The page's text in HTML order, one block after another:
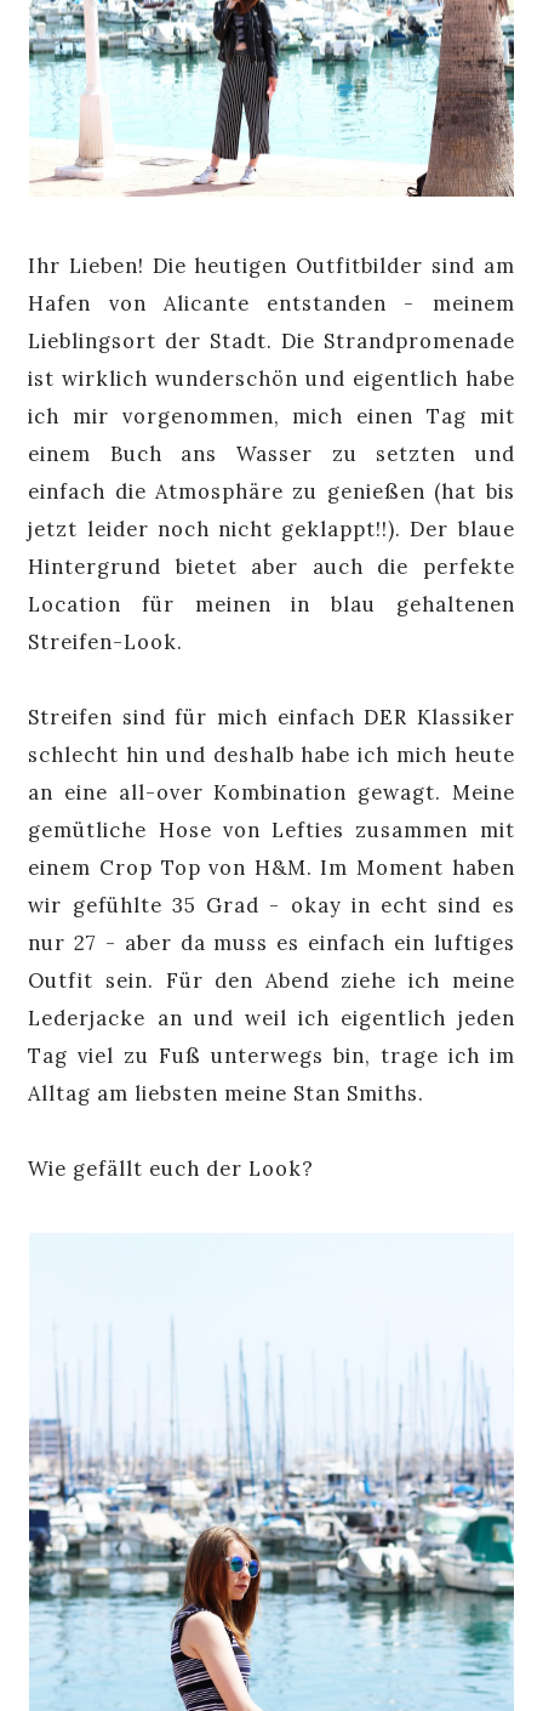
Ihr Lieben! Die heutigen Outfitbilder sind am
Hafen von Alicante entstanden - meinem
Lieblingsort der Stadt. Die Strandpromenade
ist wirklich wunderschön und eigentlich habe
ich mir vorgenommen, mich einen Tag mit
einem Buch ans Wasser zu setzten und
einfach die Atmosphäre zu genießen (hat bis
jetzt leider noch nicht geklappt!!). Der blaue
Hintergrund bietet aber auch die perfekte
Location für meinen in blau gehaltenen
Streifen-Look.
Streifen sind für mich einfach DER Klassiker
schlecht hin und deshalb habe ich mich heute
an eine all-over Kombination gewagt. Meine
gemütliche Hose von Lefties zusammen mit
einem Crop Top von H&M. Im Moment haben
wir gefühlte 35 Grad - okay in echt sind es
nur 27 - aber da muss es einfach ein luftiges
Outfit sein. Für den Abend ziehe ich meine
Lederjacke an und weil ich eigentlich jeden
Tag viel zu Fuß unterwegs bin, trage ich im
Alltag am liebsten meine Stan Smiths.
Wie gefällt euch der Look?